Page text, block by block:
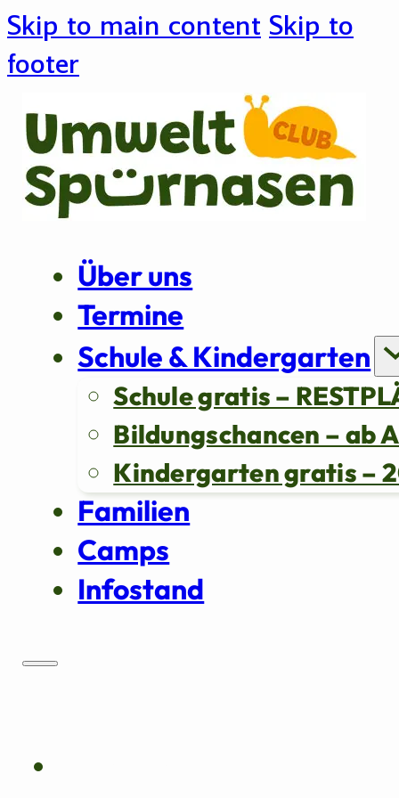
Skip to main content Skip to
footer
Über uns
Termine
Schule & Kindergarten
Schule gratis –
Bildungschancen – ab
Kindergarten gratis –
Familien
Camps
Infostand